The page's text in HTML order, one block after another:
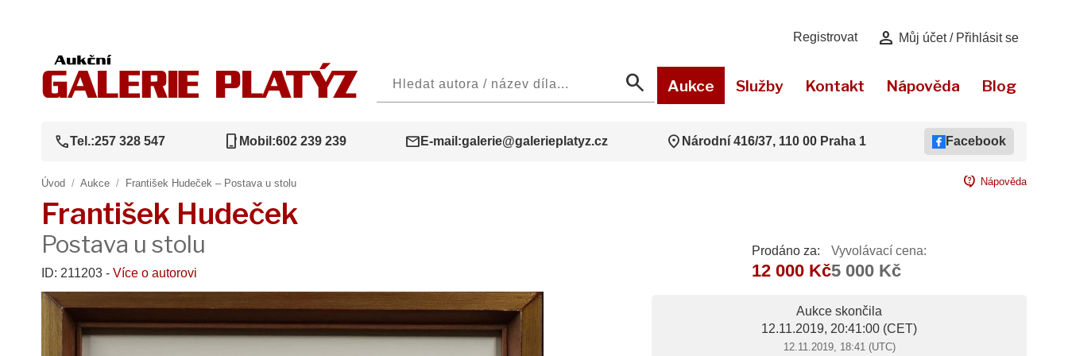
Registrovat person Můj účet / Přihlásit se
search Aukce Služby Kontakt Nápověda Blog
callTel.:257 328 547 phone_iphone Mobil:602 239 239 mail E-mail:galerie@galerieplatyz.cz location_on Národní 416/37, 110 00 Praha 1 Facebook
Úvod / Aukce / František Hudeček – Postava u stolu contact_support Nápověda
František Hudeček
Postava u stolu
ID: 211203 - Více o autorovi
Prodáno za:
12 000 Kč
Vyvolávací cena:
5 000 Kč
Aukce skončila
12.11.2019, 20:41:00 (CET)
12.11.2019, 18:41 (UTC)